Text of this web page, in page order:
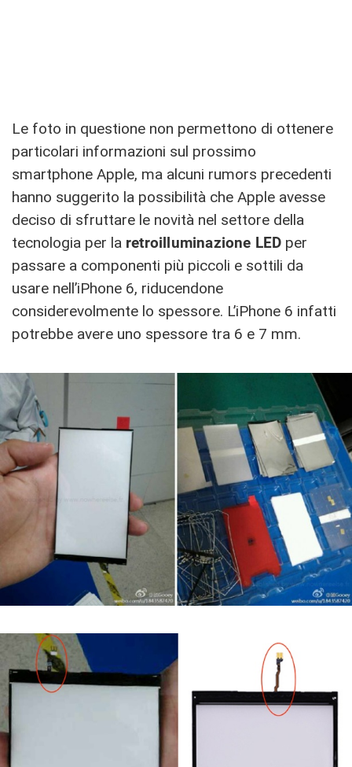
Le foto in questione non permettono di ottenere
particolari informazioni sul prossimo
smartphone Apple, ma alcuni rumors precedenti
hanno suggerito la possibilità che Apple avesse
deciso di sfruttare le novità nel settore della
tecnologia per la retroilluminazione LED per
passare a componenti più piccoli e sottili da
usare nell’iPhone 6, riducendone
considerevolmente lo spessore. L’iPhone 6 infatti
potrebbe avere uno spessore tra 6 e 7 mm.